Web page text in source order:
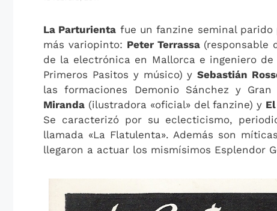
La Parturienta fue un fanzine seminal
más variopinto: Peter Terrassa(responsable
de la electrónica en Mallorca e ingeniero
Primeros Pasitos y músico) ySebastián
las formaciones Demonio Sánchez y
Miranda (ilustradora «oficial» del fanzine) y
Se caracterizó por su eclecticismo,
llamada «La Flatulenta». Además son
llegaron a actuar los mismísimos Esplendor